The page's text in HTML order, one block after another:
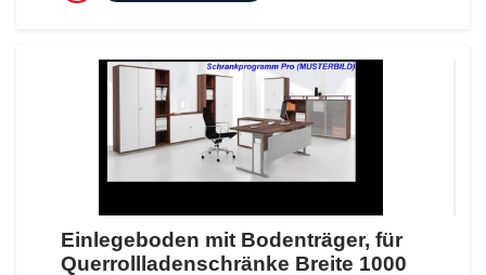
Einlegeboden mit Bodenträger, für
Querrollladenschränke Breite 1000